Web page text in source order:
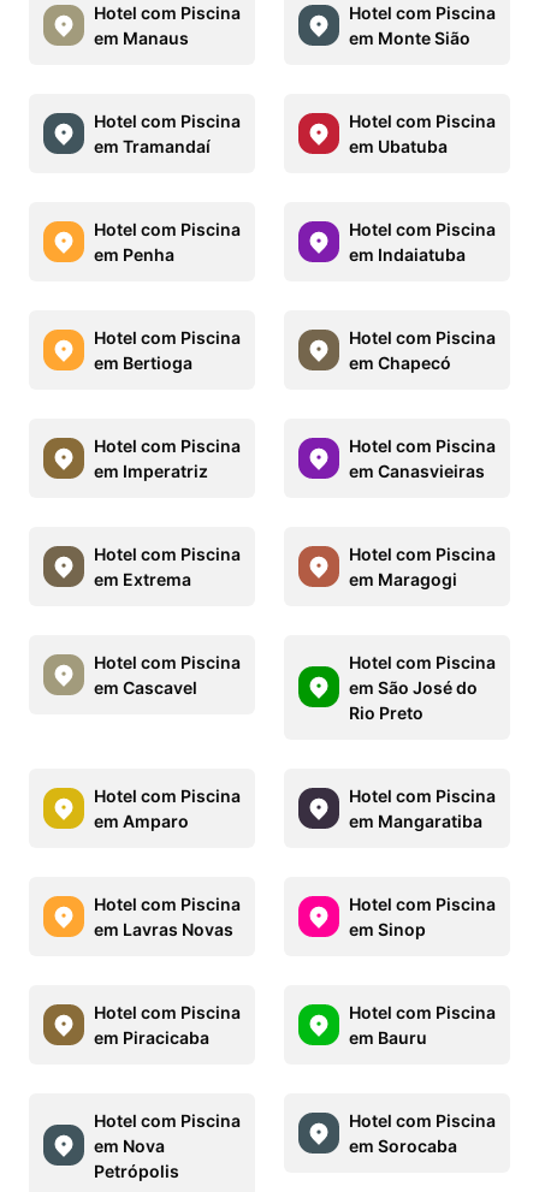
Hotel com Piscina
em Manaus
Hotel com Piscina
em Monte Sião
Hotel com Piscina
em Tramandaí
Hotel com Piscina
em Ubatuba
Hotel com Piscina
em Penha
Hotel com Piscina
em Indaiatuba
Hotel com Piscina
em Bertioga
Hotel com Piscina
em Chapecó
Hotel com Piscina
em Imperatriz
Hotel com Piscina
em Canasvieiras
Hotel com Piscina
em Extrema
Hotel com Piscina
em Maragogi
Hotel com Piscina
em Cascavel
Hotel com Piscina
em São José do
Rio Preto
Hotel com Piscina
em Amparo
Hotel com Piscina
em Mangaratiba
Hotel com Piscina
em Lavras Novas
Hotel com Piscina
em Sinop
Hotel com Piscina
em Piracicaba
Hotel com Piscina
em Bauru
Hotel com Piscina
em Nova
Petrópolis
Hotel com Piscina
em Sorocaba